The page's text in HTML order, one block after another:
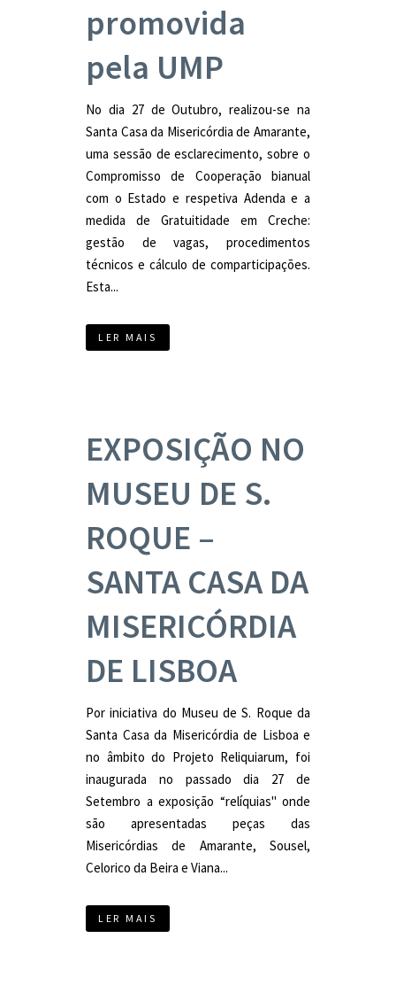
promovida
pela UMP
No dia 27 de Outubro, realizou-se na
Santa Casa da Misericórdia de Amarante,
uma sessão de esclarecimento, sobre o
Compromisso de Cooperação bianual
com o Estado e respetiva Adenda e a
medida de Gratuitidade em Creche:
gestão de vagas, procedimentos
técnicos e cálculo de comparticipações.
Esta...
LER MAIS
EXPOSIÇÃO NO
MUSEU DE S.
ROQUE –
SANTA CASA DA
MISERICÓRDIA
DE LISBOA
Por iniciativa do Museu de S. Roque da
Santa Casa da Misericórdia de Lisboa e
no âmbito do Projeto Reliquiarum, foi
inaugurada no passado dia 27 de
Setembro a exposição “relíquias" onde
são apresentadas peças das
Misericórdias de Amarante, Sousel,
Celorico da Beira e Viana...
LER MAIS